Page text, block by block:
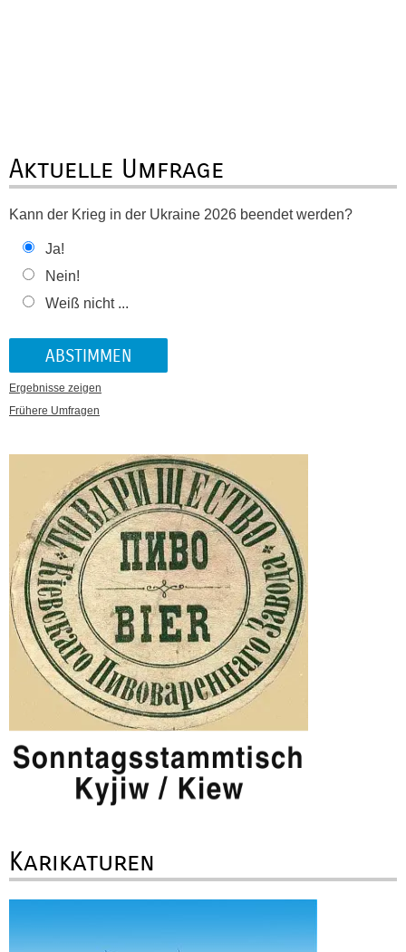
Aktuelle Umfrage
Kann der Krieg in der Ukraine 2026 beendet werden?
Ja!
Nein!
Weiß nicht ...
Ergebnisse zeigen
Frühere Umfragen
Karikaturen